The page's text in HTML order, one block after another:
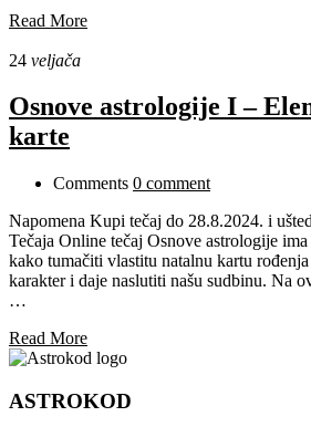
Read More
24 veljača
Osnove astrologije I –
karte
Comments 0 comment
Napomena Kupi tečaj do 28.8.2024. i
Tečaja Online tečaj Osnove astrologije
kako tumačiti vlastitu natalnu kartu
karakter i daje naslutiti našu sudbinu. Na
…
Read More
ASTROKOD